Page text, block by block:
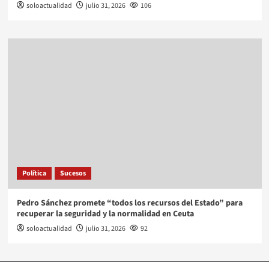
soloactualidad julio 31, 2026 106
Política Sucesos
Pedro Sánchez promete “todos los recursos del Estado” para
recuperar la seguridad y la normalidad en Ceuta
soloactualidad julio 31, 2026 92